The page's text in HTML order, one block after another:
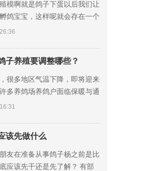
模啊就是鸽子下蛋以后我们让
鸽宝宝，这样呢就会存在一个
孵化鸽蛋需要18天的时间，这
子养殖要调整哪些？
很多地区气温下降，即将迎来
多养鸽场养鸽户面临保暖与通
往往错过肉鸽价格相对较好的
该先做什么
友在准备从事鸽子杨之前是比
应该先干还是先了解？ 有部